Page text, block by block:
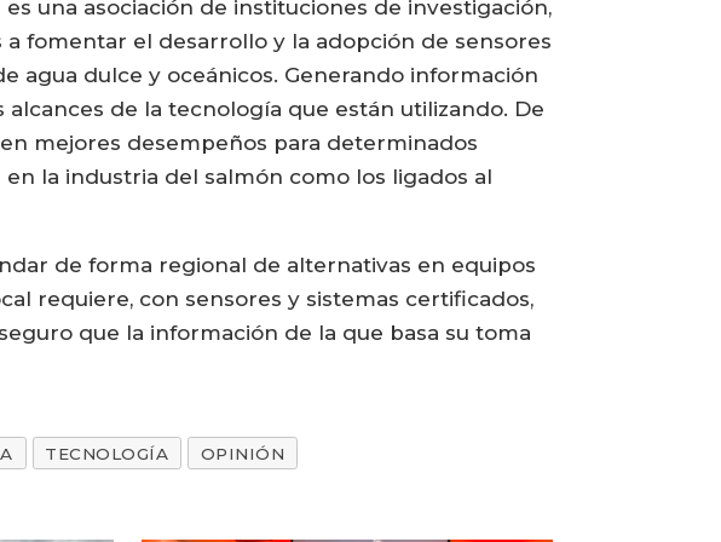
una asociación de instituciones de investigación,
fomentar el desarrollo y la adopción de sensores
agua dulce y oceánicos. Generando información
de la tecnología que están utilizando. De
mejores desempeños para determinados
la industria del salmón como los ligados al
de forma regional de alternativas en equipos
requiere, con sensores y sistemas certificados,
que la información de la que basa su toma
TECNOLOGÍA OPINIÓN